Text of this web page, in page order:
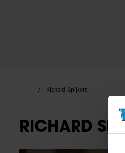
Richard Spijkers
RICHARD